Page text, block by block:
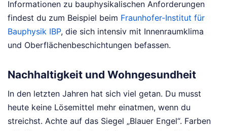
Informationen zu bauphysikalischen Anforderungen
findest du zum Beispiel beim Fraunhofer-Institut für
Bauphysik IBP, die sich intensiv mit Innenraumklima
und Oberflächenbeschichtungen befassen.
Nachhaltigkeit und Wohngesundheit
In den letzten Jahren hat sich viel getan. Du musst
heute keine Lösemittel mehr einatmen, wenn du
streichst. Achte auf das Siegel „Blauer Engel“. Farben